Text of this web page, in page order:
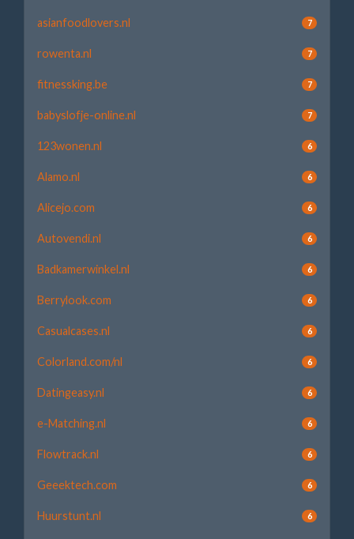
asianfoodlovers.nl 7
rowenta.nl 7
fitnessking.be 7
babyslofje-online.nl 7
123wonen.nl 6
Alamo.nl 6
Alicejo.com 6
Autovendi.nl 6
Badkamerwinkel.nl 6
Berrylook.com 6
Casualcases.nl 6
Colorland.com/nl 6
Datingeasy.nl 6
e-Matching.nl 6
Flowtrack.nl 6
Geeektech.com 6
Huurstunt.nl 6